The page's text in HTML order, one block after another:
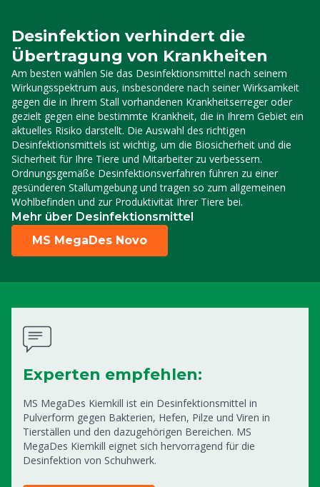
Desinfektion verhindert die
Übertragung von Krankheiten
Am besten wählen Sie das Desinfektionsmittel nach seinem
Wirkungsspektrum aus, insbesondere nach seiner Wirksamkeit
gegen die in Ihrem Stall vorhandenen Krankheitserreger oder
gezielt gegen eine bestimmte Krankheit, die in Ihrem Gebiet ein
aktuelles Risiko darstellt. Die Auswahl des richtigen
Desinfektionsmittels ist wichtig, um die Biosicherheit und die
Sicherheit für Ihre Tiere und Mitarbeiter zu verbessern.
Ordnungsgemäße Desinfektionsverfahren führen zu einer
gesünderen Stallumgebung und tragen so zum allgemeinen
Wohlbefinden und zur Produktivität Ihrer Tiere bei.
Mehr über Desinfektionsmittel
MS MegaDes Novo
Experten empfehlen:
MS MegaDes Kiemkill ist ein Desinfektionsmittel in
Pulverform gegen Bakterien, Hefen, Pilze und Viren in
Tierställen und den dazugehörigen Bereichen. MS
MegaDes Kiemkill eignet sich hervorragend für die
Desinfektion von Schuhwerk.